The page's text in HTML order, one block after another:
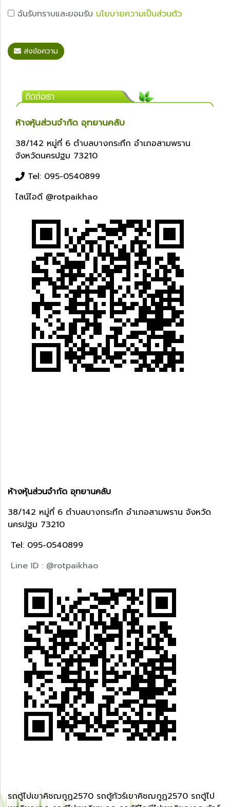
ฉันรับทราบและยอมรับ นโยบายความเป็นส่วนตัว
ส่งข้อความ
ห้างหุ้นส่วนจำกัด อุทยานคลับ
38/142 หมู่ที่ 6 ตำบลบางกระทึก อำเภอสามพราน
จังหวัดนครปฐม 73210
Tel: 095-0540899
ไลน์ไอดี @rotpaikhao
ห้างหุ้นส่วนจำกัด อุทยานคลับ
38/142 หมู่ที่ 6 ตำบลบางกระทึก อำเภอสามพราน จังหวัด
นครปฐม 73210
Tel: 095-0540899
Line ID : @rotpaikhao
รถตู้ไปเขาคิชฌกูฏ2570 รถตู้ทัวร์เขาคิชฌกูฏ2570 รถตู้ไป